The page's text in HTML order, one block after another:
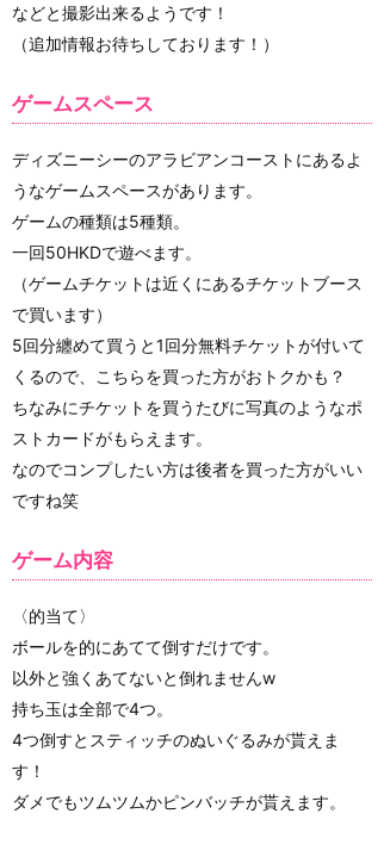
などと撮影出来るようです！
（追加情報お待ちしております！）
ゲームスペース
ディズニーシーのアラビアンコーストにあるよ
うなゲームスペースがあります。
ゲームの種類は5種類。
一回50HKDで遊べます。
（ゲームチケットは近くにあるチケットブース
で買います）
5回分纏めて買うと1回分無料チケットが付いて
くるので、こちらを買った方がおトクかも？
ちなみにチケットを買うたびに写真のようなポ
ストカードがもらえます。
なのでコンプしたい方は後者を買った方がいい
ですね笑
ゲーム内容
〈的当て〉
ボールを的にあてて倒すだけです。
以外と強くあてないと倒れませんw
持ち玉は全部で4つ。
4つ倒すとスティッチのぬいぐるみが貰えま
す！
ダメでもツムツムかピンバッチが貰えます。